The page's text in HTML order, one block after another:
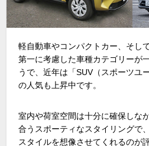
軽自動車やコンパクトカー、そし
第一に考慮した車種カテゴリーが
うで、近年は「SUV（スポーツユ
の人気も上昇中です。
室内や荷室空間は十分に確保しな
合うスポーティなスタイリングで
スタイルを想像させてくれるのが